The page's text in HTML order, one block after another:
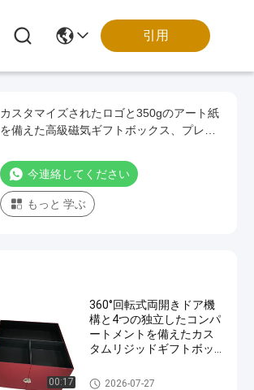
引用
カスタマイズされたロゴと350gのアート紙
を備えた高級磁気ギフトボックス、プレミ
今連絡してください
もっと 学ぶ
00:17
360°回転式両開きドア機
構と4つの独立したコンパ
ートメントを備えたカス
タムリジッドギフトボッ
ッケージ用）
ペーパー包装箱
2026-07-27